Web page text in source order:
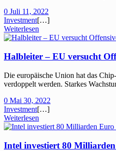
0 Juli 11, 2022
Investment[…]
Weiterlesen
Halbleiter – EU versucht
Die europäische Union hat das
verdoppelt werden. Starkes
0 Mai 30, 2022
Investment[…]
Weiterlesen
Intel investiert 80